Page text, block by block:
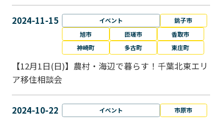
2024-11-15 イベント
銚子市
旭市
匝瑳市
香取市
神崎町
多古町 東庄町
【12月1日(日)】農村・海辺で暮らす！千葉北東エリ
ア移住相談会
2024-10-22 イベント 市原市